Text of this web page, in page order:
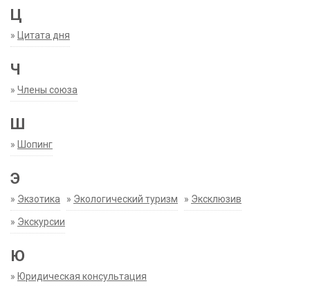
Ц
» Цитата дня
Ч
» Члены союза
Ш
» Шопинг
Э
» Экзотика » Экологический туризм » Эксклюзив
» Экскурсии
Ю
» Юридическая консультация